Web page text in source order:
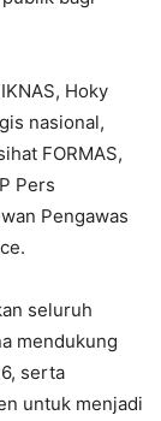
Hoky
nasional,
FORMAS,
Pers
Pengawas
seluruh
mendukung
serta
untuk menjadi